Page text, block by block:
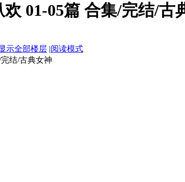
01-05篇 合集/完结/
示全部楼层 |阅读模式
结/古典女神